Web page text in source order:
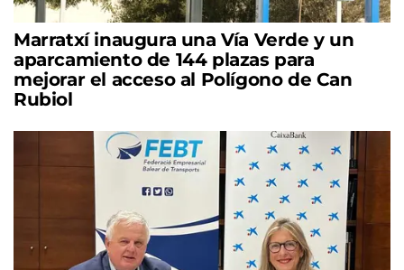
Marratxí inaugura una Vía Verde y un
aparcamiento de 144 plazas para
mejorar el acceso al Polígono de Can
Rubiol